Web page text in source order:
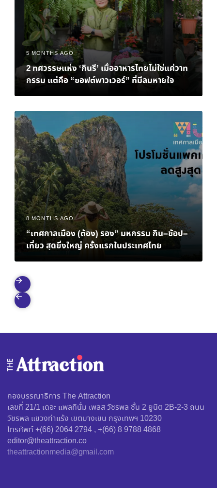
5 MONTHS AGO
2 ทศวรรษแห่ง ‘กินรี’ เมื่ออาหารไทยไม่ใช่แค่วาท
กรรม แต่คือ “ซอฟต์พาวเวอร์” ที่มีลมหายใจ
8 MONTHS AGO
“เทศกาลเมือง (ต้อง) รอง” มหกรรม กิน–ช้อป–
เที่ยว สุดยิ่งใหญ่ ครั้งแรกในประเทศไทย
กองบรรณาธิการ The Attraction
เลขที่ 21/1 เดอะ แพลทินั่ม เพลส วัชรพล ชั้น 2 ยูนิต 2B-2-3 ถนน
วัชรพล แขวงท่าแร้ง เขตบางเขน กรุงเทพฯ 10230
โทรศัพท์ +(66) 2064 2794 , +(66) 8 9788 4868
editor@theattraction.co
theattractionmedia@gmail.com